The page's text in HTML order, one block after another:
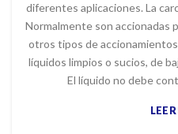
diferentes aplicaciones. La
Normalmente son accionadas
otros tipos de
líquidos limpios o sucios, de
El líquido no debe